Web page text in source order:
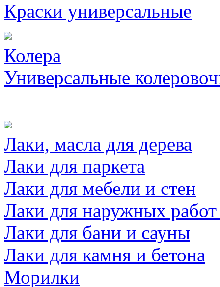
Краски универсальные
Колера
Универсальные
Лаки, масла для дерева
Лаки для паркета
Лаки для мебели и стен
Лаки для наружных
Лаки для бани и сауны
Лаки для камня и бетона
Морилки